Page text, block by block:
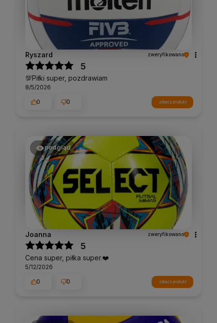
Ryszard zweryfikowano
5
💯Piłki super, pozdrawiam
8/5/2026
0
0 zobacz produkt
podgląd
Joanna zweryfikowano
5
Cena super, piłka super.❤️
5/12/2026
0
0 zobacz produkt